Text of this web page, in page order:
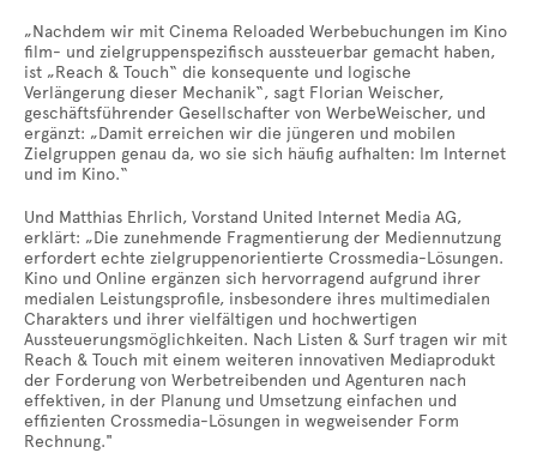
„Nachdem wir mit Cinema Reloaded Werbebuchungen im Kino
film- und zielgruppenspezifisch aussteuerbar gemacht haben,
ist „Reach & Touch“ die konsequente und logische
Verlängerung dieser Mechanik“, sagt Florian Weischer,
geschäftsführender Gesellschafter von WerbeWeischer, und
ergänzt: „Damit erreichen wir die jüngeren und mobilen
Zielgruppen genau da, wo sie sich häufig aufhalten: Im Internet
und im Kino.“
Und Matthias Ehrlich, Vorstand United Internet Media AG,
erklärt: „Die zunehmende Fragmentierung der Mediennutzung
erfordert echte zielgruppenorientierte Crossmedia-Lösungen.
Kino und Online ergänzen sich hervorragend aufgrund ihrer
medialen Leistungsprofile, insbesondere ihres multimedialen
Charakters und ihrer vielfältigen und hochwertigen
Aussteuerungsmöglichkeiten. Nach Listen & Surf tragen wir mit
Reach & Touch mit einem weiteren innovativen Mediaprodukt
der Forderung von Werbetreibenden und Agenturen nach
effektiven, in der Planung und Umsetzung einfachen und
effizienten Crossmedia-Lösungen in wegweisender Form
Rechnung."